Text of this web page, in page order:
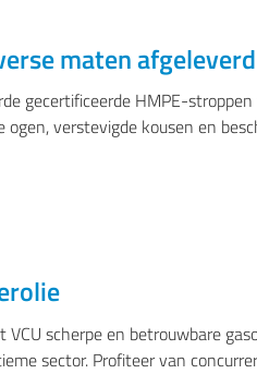
BAGGER-OFFSHORE- EN
maten afgeleverd
gecertificeerde HMPE-
verstevigde kousen en
INDUSTRIE, BAGGER-
scherpe en betrouwbare
sector. Profiteer van